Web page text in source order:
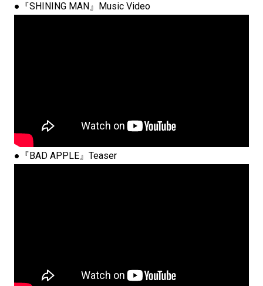
●『SHINING MAN』Music Video
●『BAD APPLE』Teaser